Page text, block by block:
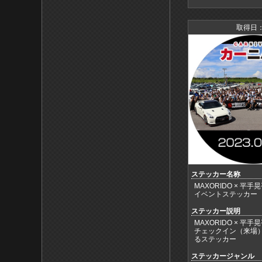
取得日
ステッカー名称
MAXORIDO × 平手
イベントステッカー
ステッカー説明
MAXORIDO × 平手
チェックイン（来場
るステッカー
ステッカージャンル